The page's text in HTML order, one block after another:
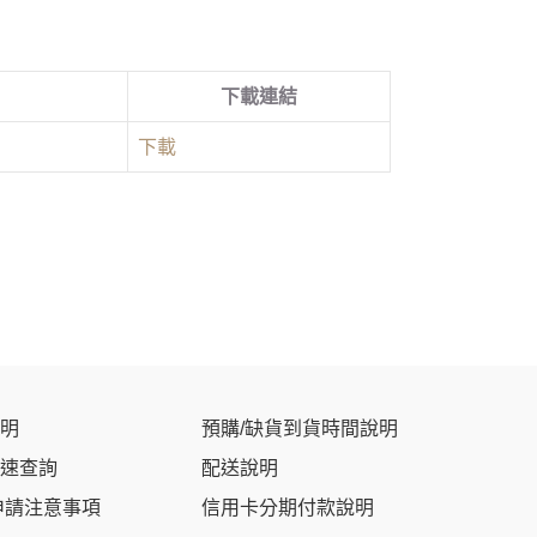
下載連結
下載
查詢
注意事項
預購/缺貨到貨時間說明
配送說明
信用卡分期付款說明